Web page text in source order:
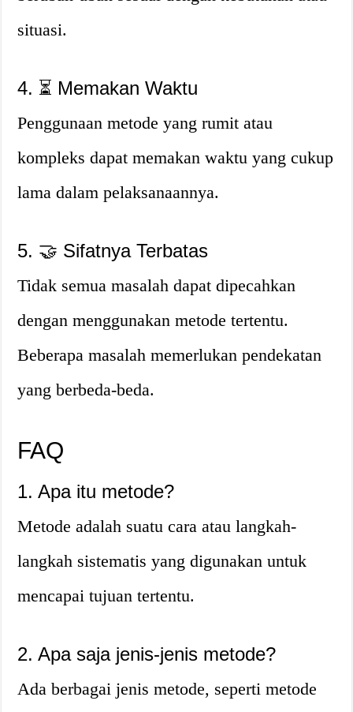
situasi.
4. ⏳ Memakan Waktu
Penggunaan metode yang rumit atau
kompleks dapat memakan waktu yang cukup
lama dalam pelaksanaannya.
5. 🤝 Sifatnya Terbatas
Tidak semua masalah dapat dipecahkan
dengan menggunakan metode tertentu.
Beberapa masalah memerlukan pendekatan
yang berbeda-beda.
FAQ
1. Apa itu metode?
Metode adalah suatu cara atau langkah-
langkah sistematis yang digunakan untuk
mencapai tujuan tertentu.
2. Apa saja jenis-jenis metode?
Ada berbagai jenis metode, seperti metode